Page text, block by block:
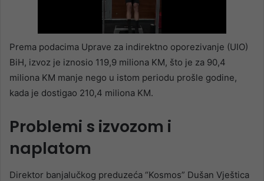
Prema podacima Uprave za indirektno oporezivanje (UIO)
BiH, izvoz je iznosio 119,9 miliona KM, što je za 90,4
miliona KM manje nego u istom periodu prošle godine,
kada je dostigao 210,4 miliona KM.
Problemi s izvozom i
naplatom
Direktor banjalučkog preduzeća “Kosmos” Dušan Vještica